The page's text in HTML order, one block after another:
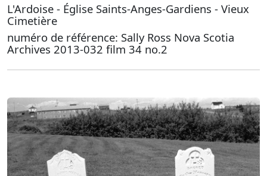
L'Ardoise - Église Saints-Anges-Gardiens - Vieux
Cimetière
numéro de référence: Sally Ross Nova Scotia
Archives 2013-032 film 34 no.2